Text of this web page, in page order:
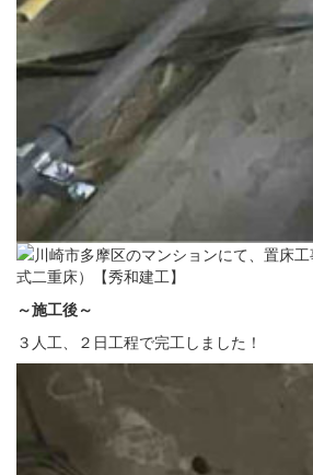
～施工後～
３人工、２日工程で完工しました！